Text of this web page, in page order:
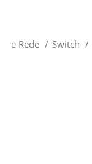
de Rede Switch